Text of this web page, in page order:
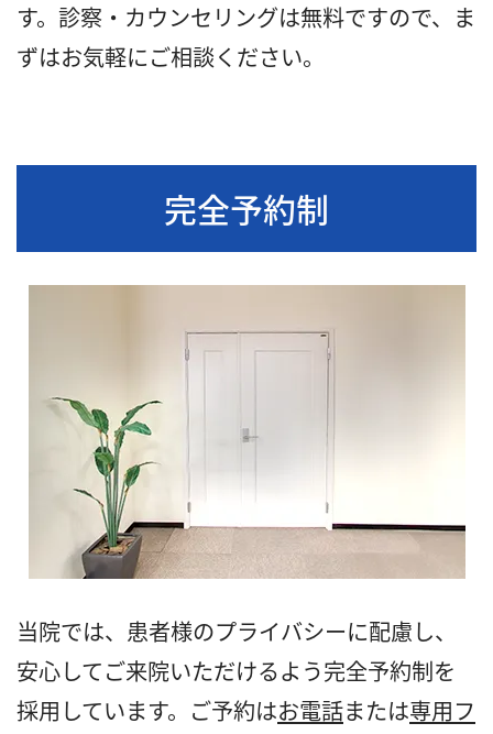
す。診察・カウンセリングは無料ですので、ま
ずはお気軽にご相談ください。
完全予約制
当院では、患者様のプライバシーに配慮し、
安心してご来院いただけるよう完全予約制を
採用しています。ご予約はお電話または専用フ